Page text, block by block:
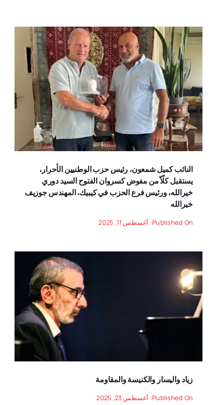
النائب كميل شمعون، رئيس حزب الوطنيين الأحرار،
يستقبل كلّاً من مفوض كسروان الفتوح السيد دوري
خيرالله، ورئيس فرع الحزب في كيبيك، المهندس جوزيف
خيرالله
Published On: أغسطس 11, 2025
زياد واليسار والكنيسة والمقاومة
Published On: أغسطس 23, 2025